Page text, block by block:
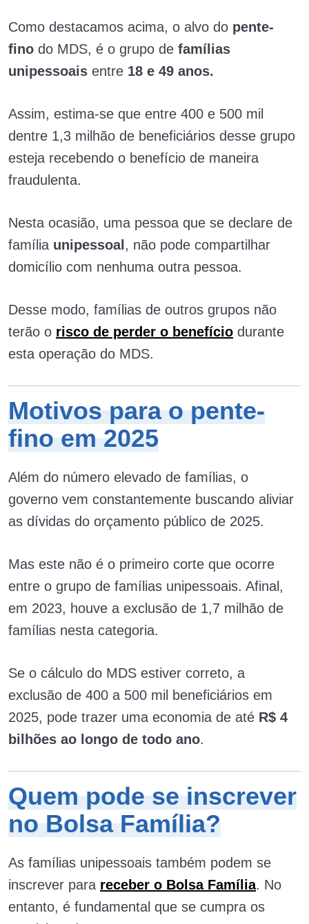
Como destacamos acima, o alvo do pente-
fino do MDS, é o grupo de famílias
unipessoais entre 18 e 49 anos.
Assim, estima-se que entre 400 e 500 mil
dentre 1,3 milhão de beneficiários desse grupo
esteja recebendo o benefício de maneira
fraudulenta.
Nesta ocasião, uma pessoa que se declare de
família unipessoal, não pode compartilhar
domicílio com nenhuma outra pessoa.
Desse modo, famílias de outros grupos não
terão o risco de perder o benefício durante
esta operação do MDS.
Motivos para o pente-
fino em 2025
Além do número elevado de famílias, o
governo vem constantemente buscando aliviar
as dívidas do orçamento público de 2025.
Mas este não é o primeiro corte que ocorre
entre o grupo de famílias unipessoais. Afinal,
em 2023, houve a exclusão de 1,7 milhão de
famílias nesta categoria.
Se o cálculo do MDS estiver correto, a
exclusão de 400 a 500 mil beneficiários em
2025, pode trazer uma economia de até R$ 4
bilhões ao longo de todo ano.
Quem pode se inscrever
no Bolsa Família?
As famílias unipessoais também podem se
inscrever para receber o Bolsa Família. No
entanto, é fundamental que se cumpra os